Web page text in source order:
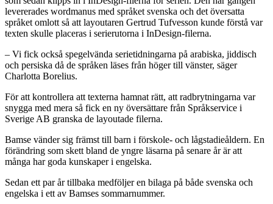
levererades wordmanus med språket svenska och det översatta
språket omlott så att layoutaren Gertrud Tufvesson kunde förstå var
texten skulle placeras i serierutorna i InDesign-filerna.
– Vi fick också spegelvända serietidningarna på arabiska, jiddisch
och persiska då de språken läses från höger till vänster, säger
Charlotta Borelius.
För att kontrollera att texterna hamnat rätt, att radbrytningarna var
snygga med mera så fick en ny översättare från Språkservice i
Sverige AB granska de layoutade filerna.
Bamse vänder sig främst till barn i förskole- och lågstadieåldern. En
förändring som skett bland de yngre läsarna på senare år är att
många har goda kunskaper i engelska.
Sedan ett par år tillbaka medföljer en bilaga på både svenska och
engelska i ett av Bamses sommarnummer.